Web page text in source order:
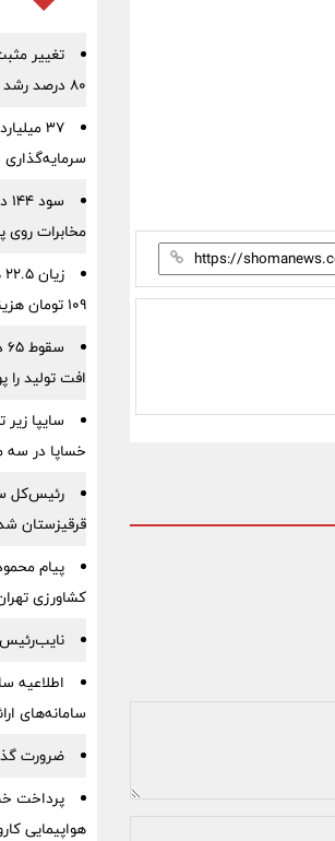
تغییر
80 درصد رشد کرد
سرمایه‌گذاری
مخابرات روی
۱۰۹ تومان هزینه تولید
افت تولید را
خساپا در سه
رئیس‌کل
قرقیزستان
پیام
کشاورزی تهران در
نایب‌رئیس
اطلاعیه
سامانه‌های
ضرورت
هواپیمایی